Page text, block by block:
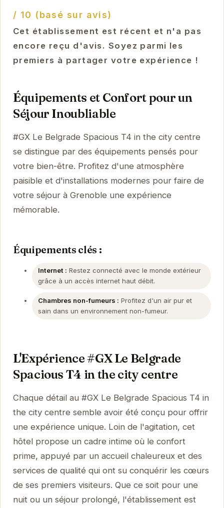
/ 10 (basé sur avis)
Cet établissement est récent et n'a pas
encore reçu d'avis. Soyez parmi les
premiers à partager votre expérience !
Équipements et Confort pour un
Séjour Inoubliable
#GX Le Belgrade Spacious T4 in the city centre
se distingue par des équipements pensés pour
votre bien-être. Profitez d'une atmosphère
paisible et d'installations modernes pour faire de
votre séjour à Grenoble une expérience
mémorable.
Équipements clés :
Internet : Restez connecté avec le monde extérieur
grâce à un accès internet haut débit.
Chambres non-fumeurs : Profitez d'un air pur et
sain dans un environnement non-fumeur.
L'Expérience #GX Le Belgrade
Spacious T4 in the city centre
Chaque détail au #GX Le Belgrade Spacious T4 in
the city centre semble avoir été conçu pour offrir
une expérience unique. Loin de l'agitation, cet
hôtel propose un cadre intime où le confort
prime, appuyé par un accueil chaleureux et des
services de qualité qui ont su conquérir les cœurs
de ses premiers visiteurs. Que ce soit pour une
nuit ou un séjour prolongé, l'établissement est